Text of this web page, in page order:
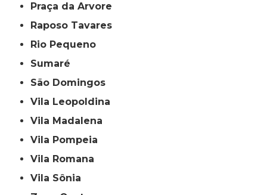
Praça da Arvore
Raposo Tavares
Rio Pequeno
Sumaré
São Domingos
Vila Leopoldina
Vila Madalena
Vila Pompeia
Vila Romana
Vila Sônia